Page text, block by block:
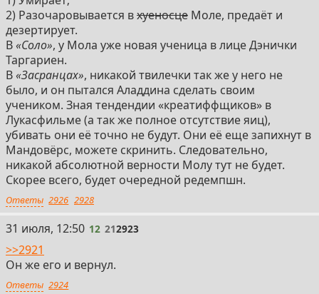
2) Разочаровывается вхуеносце Моле, предаёт и
дезертирует.
В«Соло», у Мола уже новая ученица в лице Дэнички
Таргариен.
В«Засранцах», никакой твилечки так же у него не
было, и он пытался Аладдина сделать своим
учеником. Зная тендендии «креатиффщиков» в
Лукасфильме (а так же полное отсутствие яиц),
убивать они её точно не будут. Они её еще запихнут в
Мандовёрс, можете скринить. Следовательно,
никакой абсолютной верности Молу тут не будет.
Скорее всего, будет очередной редемпшн.
Ответы 2926 2928
12
31 июля, 12:50 12 212923
>>2921
Он же его и вернул.
Ответы 2924